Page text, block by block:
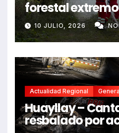
forestal
fallecidos y
10 JULIO, 2026
Actualidad Regional
Huayllay –
resbalado por